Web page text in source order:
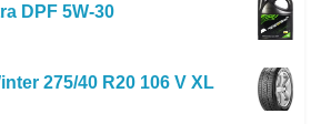
DPF 5W-30
275/40 R20 106 V XL